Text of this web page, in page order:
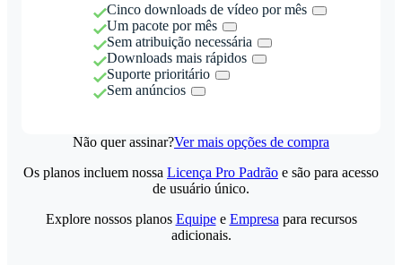
Cinco downloads de vídeo por mês
Um pacote por mês
Sem atribuição necessária
Downloads mais rápidos
Suporte prioritário
Sem anúncios
Não quer assinar?Ver mais opções de compra
Os planos incluem nossa Licença Pro Padrão e são para acesso
de usuário único.
Explore nossos planos Equipee Empresa para recursos
adicionais.